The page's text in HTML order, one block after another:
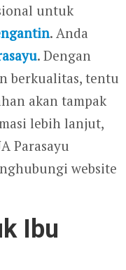
untuk
. Anda
. Dengan
berkualitas, tentu
akan tampak
lebih lanjut,
Parasayu
website
Ibu